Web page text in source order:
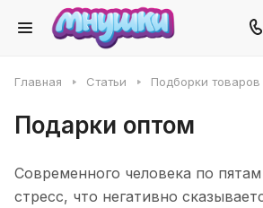
Главная Статьи Подборки товаров
Подарки оптом
Современного человека по
стресс, что негативно